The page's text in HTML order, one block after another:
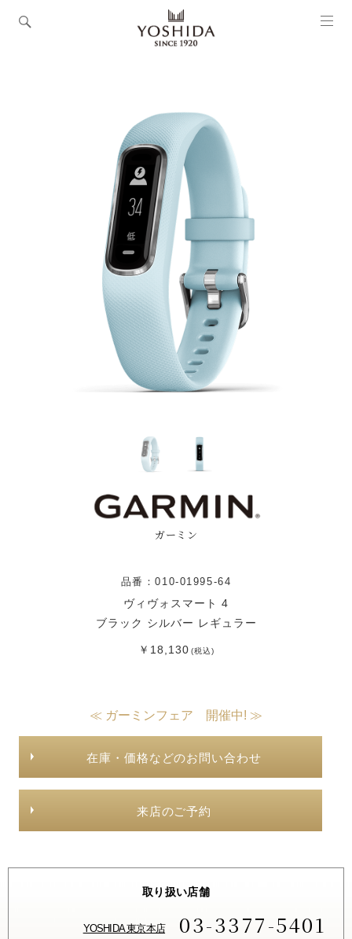
ガーミン
品番：010-01995-64
ヴィヴォスマート 4
ブラック シルバー レギュラー
￥18,130(税込)
≪ ガーミンフェア 開催中! ≫
在庫・価格などのお問い合わせ
来店のご予約
取り扱い店舗
YOSHIDA 東京本店 03-3377-5401